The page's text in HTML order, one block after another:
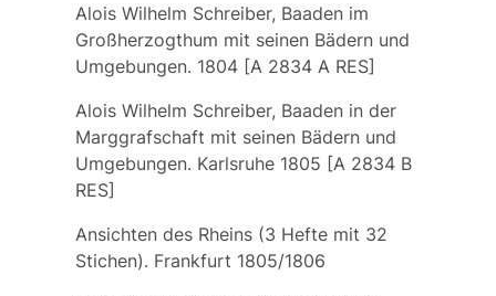
Alois Wilhelm Schreiber, Baaden im
Großherzogthum mit seinen Bädern und
Umgebungen. 1804 [A 2834 A RES]
Alois Wilhelm Schreiber, Baaden in der
Marggrafschaft mit seinen Bädern und
Umgebungen. Karlsruhe 1805 [A 2834 B
RES]
Ansichten des Rheins (3 Hefte mit 32
Stichen). Frankfurt 1805/1806